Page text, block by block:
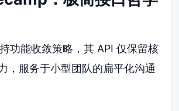
功能收敛策略，其 API 仅保留核
，服务于小型团队的扁平化沟通